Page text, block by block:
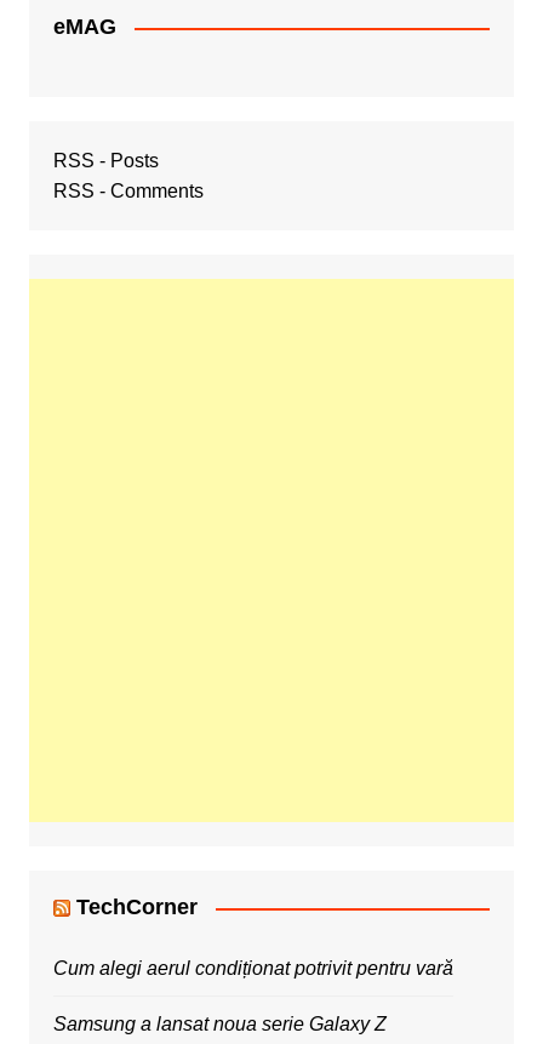
eMAG
RSS - Posts
RSS - Comments
TechCorner
Cum alegi aerul condiționat potrivit pentru vară
Samsung a lansat noua serie Galaxy Z